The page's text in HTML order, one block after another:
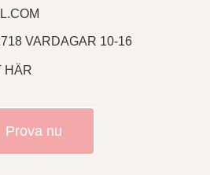
VARDAGAR 10-16
HÄR
Prova nu